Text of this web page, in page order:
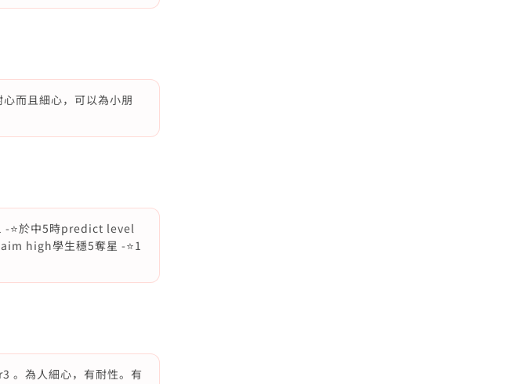
而且細心，可以為小朋
-⭐️於中5時predict level
high學生穩5奪星 -⭐️1
。為人細心，有耐性。有